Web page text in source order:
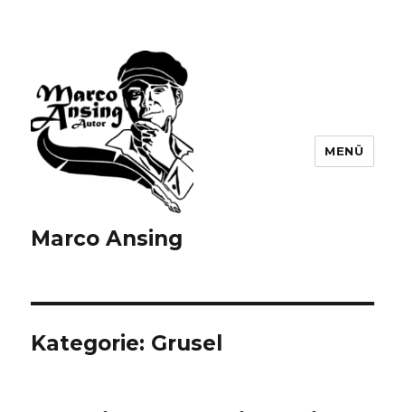
Marco Ansing
MENÜ
Kategorie: Grusel